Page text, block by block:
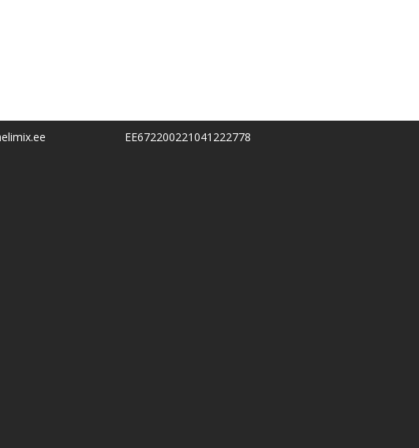
EE672200221041222778